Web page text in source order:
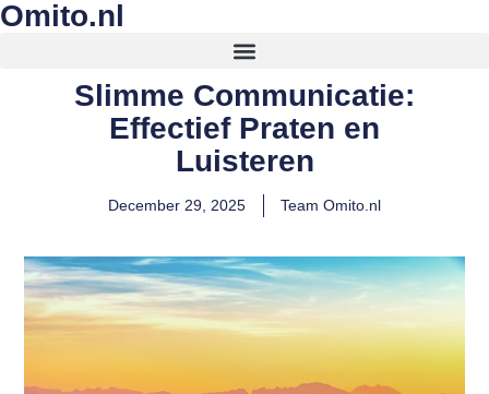
Omito.nl
Slimme Communicatie:
Effectief Praten en
Luisteren
December 29, 2025 Team Omito.nl